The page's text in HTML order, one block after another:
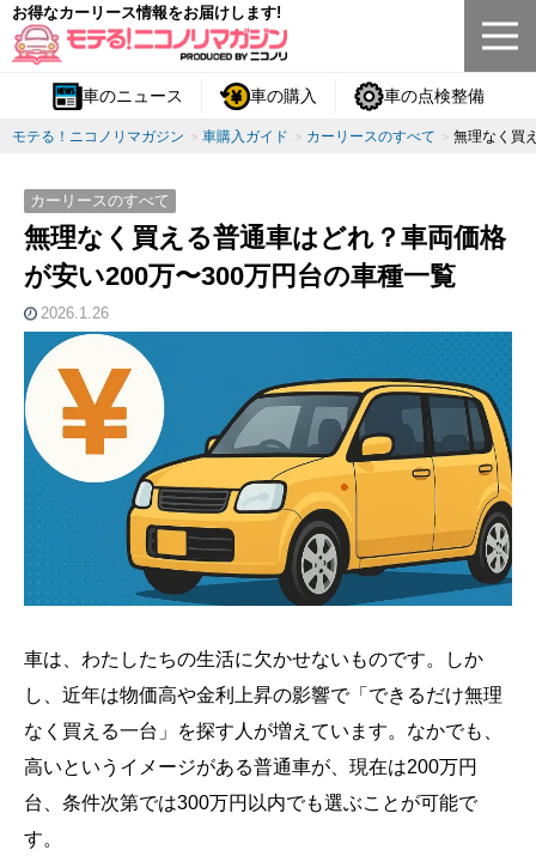
お得なカーリース情報をお届けします!
車のニュース 車の購入 車の点検整備
モテる！ニコノリマガジン 車購入ガイド カーリースのすべて 無理なく買
カーリースのすべて
無理なく買える普通車はどれ？車両価格
が安い200万〜300万円台の車種一覧
2026.1.26
車は、わたしたちの生活に欠かせないものです。しか
し、近年は物価高や金利上昇の影響で「できるだけ無理
なく買える一台」を探す人が増えています。なかでも、
高いというイメージがある普通車が、現在は200万円
台、条件次第では300万円以内でも選ぶことが可能で
す。